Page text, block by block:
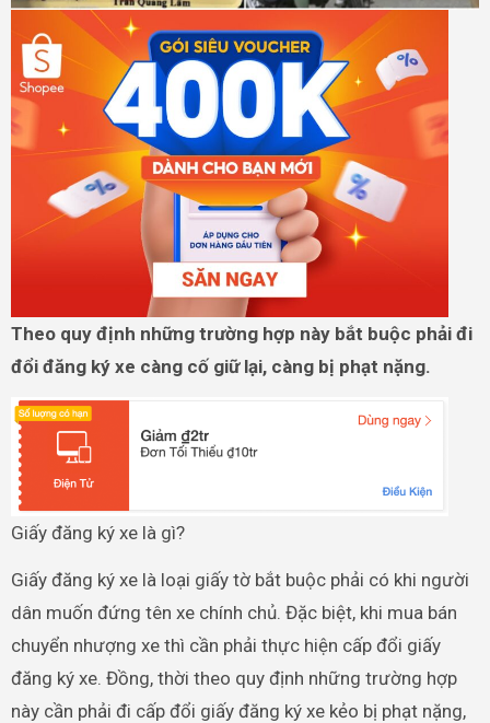
Theo quy định những trường hợp này bắt buộc phải đi
đổi đăng ký xe càng cố giữ lại, càng bị phạt nặng.
Giấy đăng ký xe là gì?
Giấy đăng ký xe là loại giấy tờ bắt buộc phải có khi người
dân muốn đứng tên xe chính chủ. Đặc biệt, khi mua bán
chuyển nhượng xe thì cần phải thực hiện cấp đổi giấy
đăng ký xe. Đồng, thời theo quy định những trường hợp
này cần phải đi cấp đổi giấy đăng ký xe kẻo bị phạt nặng,